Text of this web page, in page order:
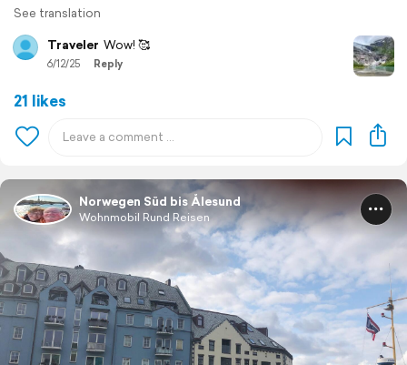
See translation
Traveler Wow! 🥰
6/12/25 Reply
21 likes
Norwegen Süd bis Ålesund
Wohnmobil Rund Reisen